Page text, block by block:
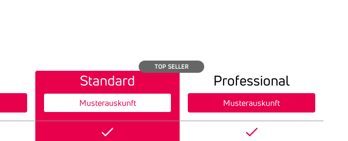
Standard
TOP SELLER
Musterauskunft
Professional
Musterauskunft